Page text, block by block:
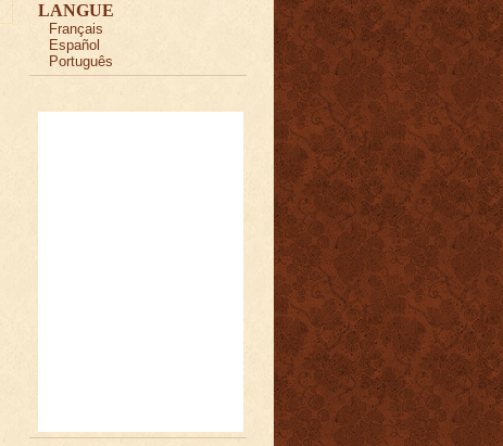
LANGUE
Français
Español
Português